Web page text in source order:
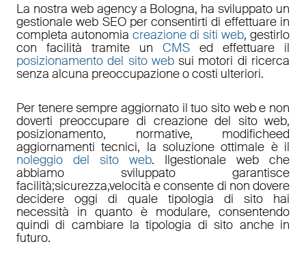
La nostra web agency a Bologna, ha sviluppato un
gestionale web SEOper consentirti di effettuare in
completa autonomia creazione di siti web, gestirlo
con facilità tramite un CMS ed effettuare il
posizionamento del sito websui motori di ricerca
senza alcuna preoccupazione o costi ulteriori.
Per tenere sempre aggiornato il tuo sito web e non
doverti preoccupare di creazione del sito web,
posizionamento, normative, modificheed
aggiornamenti tecnici, la soluzione ottimale è il
noleggio del sito web. Ilgestionale webche
abbiamo sviluppato garantisce
facilità;sicurezza,velocità e consente di non dovere
decidere oggi di quale tipologia di sito hai
necessità in quanto è modulare, consentendo
quindi di cambiare la tipologia di sito anche in
futuro.